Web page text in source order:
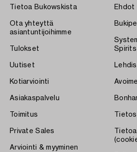
Tietoa Bukowskista
Ota yhteyttä
asiantuntijoihimme
Tulokset
Uutiset
Kotiarviointi
Asiakaspalvelu
Toimitus
Private Sales
Arviointi & myyminen
Ehdot